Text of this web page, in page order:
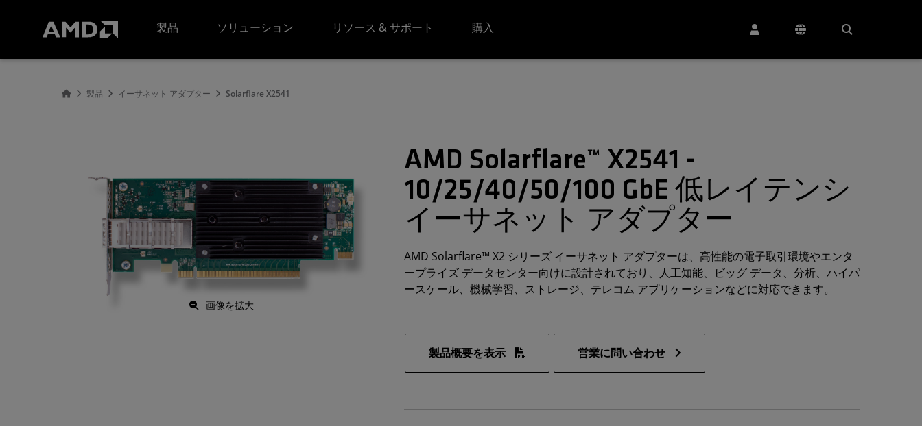
製品
ソリューション リソース & サポート 購入
製品 イーサネット アダプター Solarflare X2541
画像を拡大
AMD Solarflare™ X2541 -
10/25/40/50/100 GbE 低レイテンシ
イーサネット アダプター
AMD Solarflare™ X2 シリーズ イーサネット アダプターは、高性能の電子取引環境やエンタ
ープライズ データセンター向けに設計されており、人工知能、ビッグ データ、分析、ハイパ
ースケール、機械学習、ストレージ、テレコム アプリケーションなどに対応できます。
製品概要を表示 営業に問い合わせ